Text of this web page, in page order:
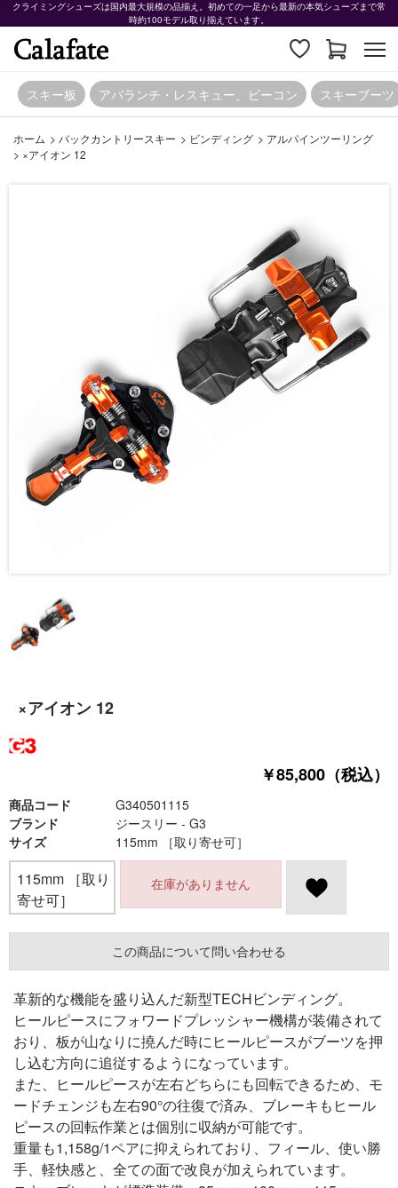
クライミングシューズは国内最大規模の品揃え。初めての一足から最新の本気シューズまで常
時約100モデル取り揃えています。
スキー板 アバランチ・レスキュー、ビーコン スキーブーツ
ホーム > バックカントリースキー > ビンディング > アルパインツーリング
> ×アイオン 12
×アイオン 12
￥85,800（税込）
商品コード
G340501115
ブランド
ジースリー - G3
サイズ
115mm ［取り寄せ可］
115mm ［取り
寄せ可］
在庫がありません
この商品について問い合わせる
革新的な機能を盛り込んだ新型TECHビンディング。
ヒールピースにフォワードプレッシャー機構が装備されて
おり、板が山なりに撓んだ時にヒールピースがブーツを押
し込む方向に追従するようになっています。
また、ヒールピースが左右どちらにも回転できるため、モ
ードチェンジも左右90°の往復で済み、ブレーキもヒール
ピースの回転作業とは個別に収納が可能です。
重量も1,158g/1ペアに抑えられており、フィール、使い勝
手、軽快感と、全ての面で改良が加えられています。